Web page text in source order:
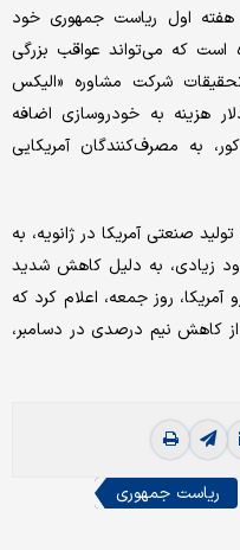
هفته اول ریاست جمهوری خود
است که می‌تواند عواقب بزرگی
شرکت مشاوره «الیکس
آمریکا، ۶۰ میلیارد دلار هزینه به خودروسازی اضافه
به مصرف‌کنندگان آمریکایی
صنعتی آمریکا در ژانویه، به
زیادی، به دلیل کاهش شدید
آمریکا، روز جمعه، اعلام کرد که
کاهش نیم درصدی در دسامبر،
ریاست جمهوری